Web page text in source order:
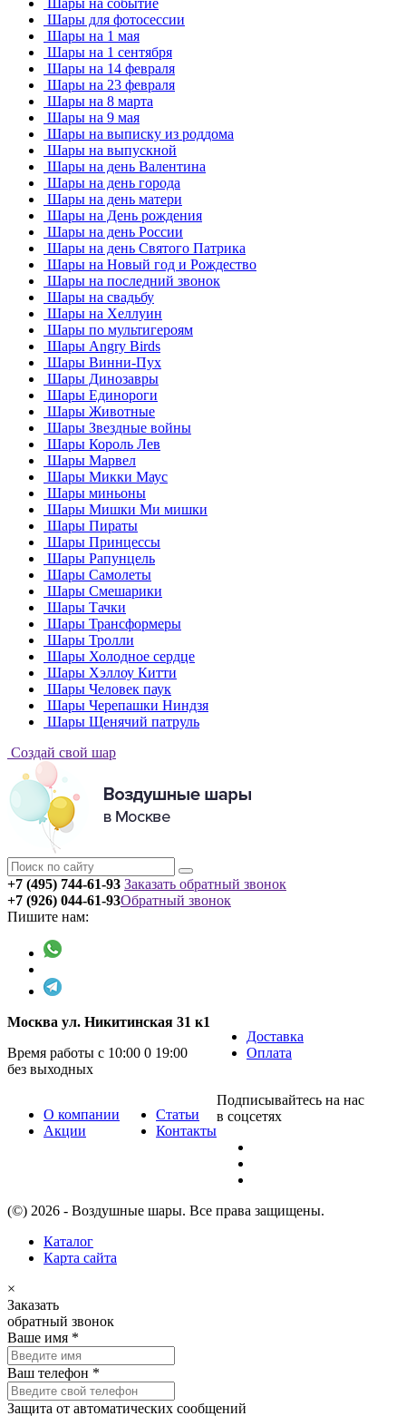
Шары для фотосессии
Шары на 1 мая
Шары на 1 сентября
Шары на 14 февраля
Шары на 23 февраля
Шары на 8 марта
Шары на 9 мая
Шары на выписку из роддома
Шары на выпускной
Шары на день Валентина
Шары на день города
Шары на день матери
Шары на День рождения
Шары на день России
Шары на день Святого Патрика
Шары на Новый год и Рождество
Шары на последний звонок
Шары на свадьбу
Шары на Хеллуин
Шары по мультигероям
Шары Angry Birds
Шары Винни-Пух
Шары Динозавры
Шары Единороги
Шары Животные
Шары Звездные войны
Шары Король Лев
Шары Марвел
Шары Микки Маус
Шары миньоны
Шары Мишки Ми мишки
Шары Пираты
Шары Принцессы
Шары Рапунцель
Шары Самолеты
Шары Смешарики
Шары Тачки
Шары Трансформеры
Шары Тролли
Шары Холодное сердце
Шары Хэллоу Китти
Шары Человек паук
Шары Черепашки Ниндзя
Шары Щенячий патруль
Создай свой шар
+7 (495) 744-61-93 Заказать обратный звонок
+7 (926) 044-61-93
Пишите нам:
Обратный звонок
Москва ул. Никитинская 31 к1
Время работы с 10:00 0 19:00
без выходных
Доставка
Оплата
О компании
Акции
Статьи
Контакты
Подписывайтесь на нас
в соцсетях
(©) 2026 - Воздушные шары. Все права защищены.
Каталог
Карта сайта
×
Заказать
обратный звонок
Ваше имя *
Ваш телефон *
Защита от автоматических сообщений